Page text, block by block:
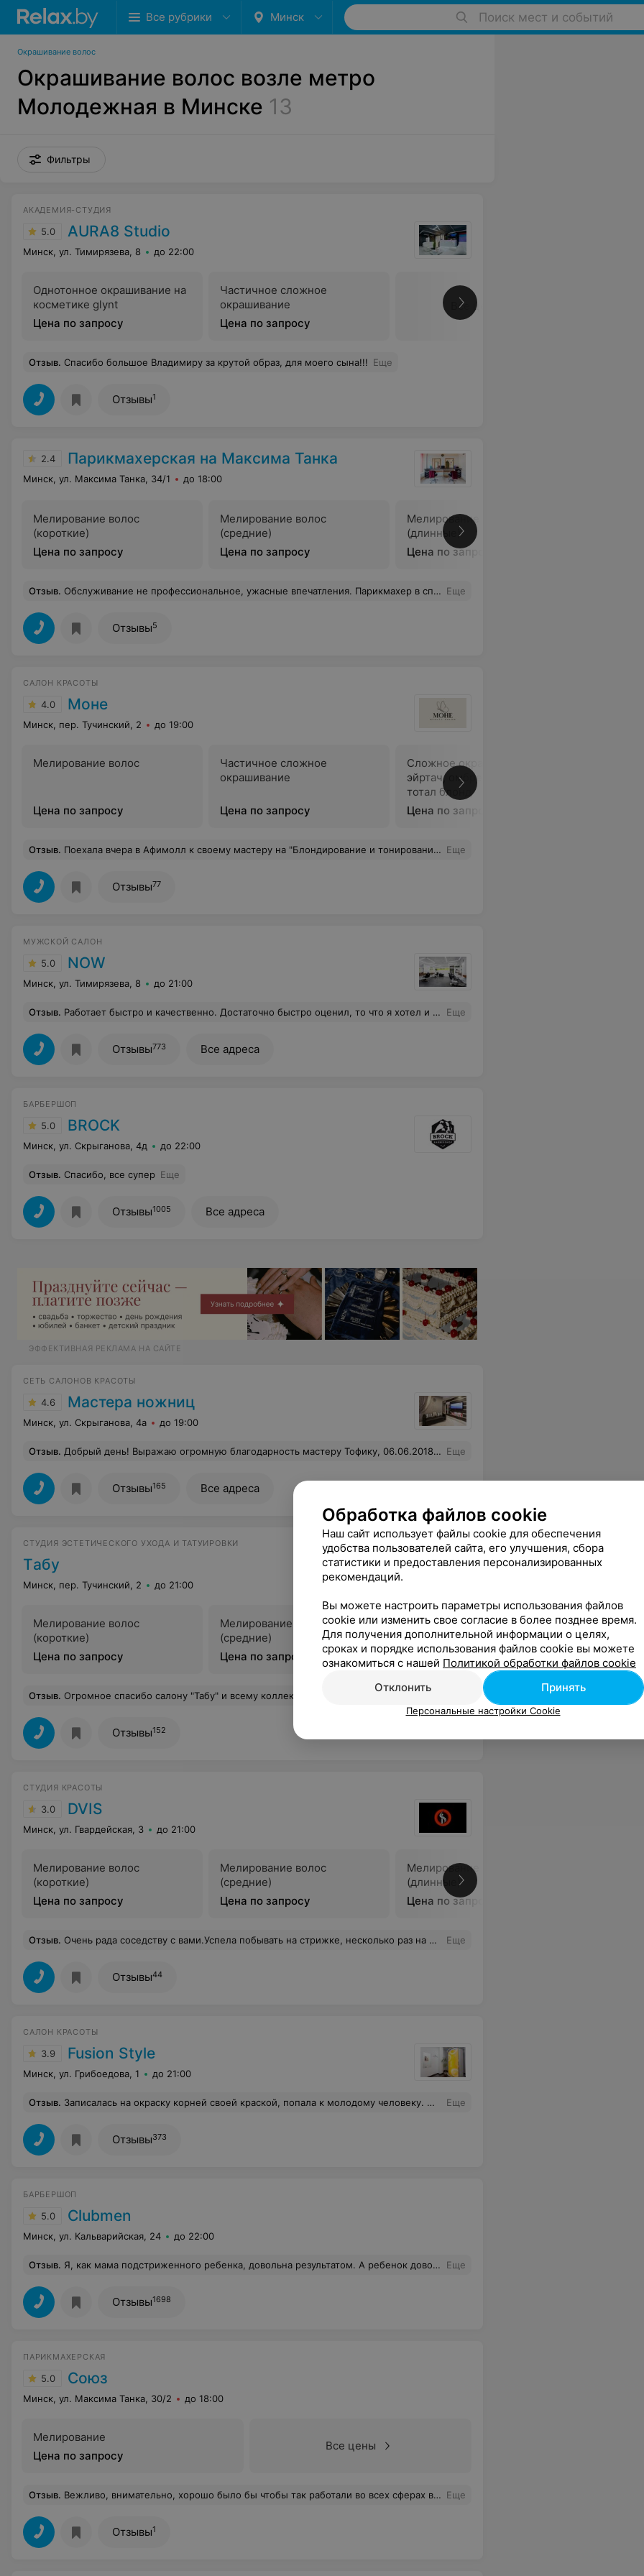
Все рубрики Минск Поиск мест и событий
Окрашивание волос
Окрашивание волос возле метро
Молодежная в Минске 13
Фильтры
АКАДЕМИЯ-СТУДИЯ
5.0 AURA8 Studio
Минск, ул. Тимирязева, 8 до 22:00
Однотонное окрашивание на
косметике glynt
Цена по запросу
Частичное сложное
окрашивание
Цена по запросу
Все цены
Отзыв. Спасибо большое Владимиру за крутой образ, для моего сына!!! Еще
Отзывы1
2.4 Парикмахерская на Максима Танка
Минск, ул. Максима Танка, 34/1 до 18:00
Мелирование волос
(короткие)
Цена по запросу
Мелирование волос
(средние)
Цена по запросу
Мелирование волос
(длинные)
Цена по запросу
Отзыв. Обслуживание не профессиональное, ужасные впечатления. Парикмахер в спешке наносит краску на волосы или делает другую услугу и одновременно мечется к другим клиентам и по 5-6 клиентов одновременно халатносто в спешке обслуживаются. Такого бардака нет ни в одной парикмахерской. Еще
Отзывы5
САЛОН КРАСОТЫ
4.0 Моне
Минск, пер. Тучинский, 2 до 19:00
Мелирование волос
Цена по запросу
Частичное сложное
окрашивание
Цена по запросу
Сложное окрашивание:
эйртач, омбре, начес, шатуш,
тотал блонд
Цена по запросу
Отзыв. Поехала вчера в Афимолл к своему мастеру на "Блондирование и тонирование всей длины" (есть у них такая услуга, у мастера стоит 4900р). Я заранее у парикмахерши уточнила, что и как, она сказала, что типа вот цена, но не у всех с первого раза получится высветить, но тк я не слишком светлой хочу быть, то у меня возможно с первого раза возьмет. Я это поняла так: что возможного не с первого раза добьемся нужного результат и потом придется еще раз повторить, через время. Ну значит сделали блондирование, как она сказала она еще чуть подправляла, тк с первого раза плохо получилось, ну да ладно. Потом начали тонировать волосы. Пошли смывать и что-то она мне там начала химичать, я спрашиваю, что делаем, она: ну я еще цвет выравниваю, тонирую, я не предала этому значение. Думала так и надо. Еще записан был муж на стрижку (1400р). Меня покрасили, его подстригли. Идем оплачивать и нам на двоих выставляют счет 9900р. Мы в непонятках, что такое. Ведь 4900+1400 далеко не 9900р. Оказывается, мне сделали мои процедуры и так как руки крюки у мастера, чтоб я не подняла скандал, что криво покрасили, она сделала ДОПОЛНИТЕЛЬНОЕ тонирование за МОЙ счет за 2900р за 5 минут в раковине для мытья головы! Это нормально? И мне еще втирают, что типа "Вам, что не нравится как вас покрасили?", "вы что первый раз в салоне краситесь?", "От нас никто не уходит с плохим окрашиваем" и все в таком духе. Я им объясняю, что мне никто заранее не говорил, что возможны дополнительные расходы, что я специально заранее узнавала цену, чтоб знать идти к ним краситься или в другой салон, ибо в Москве проблем с этим нет. На что мне: а вас что надо было оставить с плохо покрашенной головой? Чтоб типа вы подняли скандал. Муж начал приводить примеры и объяснять им, что так дело не делается. Типа не надо валить все на меня по глупости администраторов и мастера. На что администратор смешная ситуация, типа никогда у нас такого не было. Хотели пообщаться с менеджером, но у него выходной. Возможно кто-то решит, что мы жмоты и т.д. Но реально выходит развод, я специально заранее узнавала цену, никто меня не предупреждал, что возможно за раз может не получится и придется перекрашивать В ЭТОТ ЖЕ ДЕНЬ, но разве нормальный мастер за свое неумение будет брать еще деньги??? Или я не права? Или если они используют мало материала, чтоб сэкономить, почему должны страдать клиенты. И еще они говорят это так типа, что в этом такого! В конце концов, есть услуга, так выполните ее хотя бы так, чтоб не пришлось судорожно за 5 минут докрашивать и еще требовать за это деньги. Кстати,мастер Оля, больше туда ни ногой. Еще
Отзывы77
МУЖСКОЙ САЛОН
5.0 NOW
Минск, ул. Тимирязева, 8 до 21:00
Отзыв. Работает быстро и качественно. Достаточно быстро оценил, то что я хотел и успешно реализовал. Прической был более чем доволен. Еще
Отзывы773 Все адреса
БАРБЕРШОП
5.0 BROCK
Минск, ул. Скрыганова, 4д до 22:00
Отзыв. Спасибо, все супер Еще
Отзывы1005 Все адреса
ЭФФЕКТИВНАЯ РЕКЛАМА НА САЙТЕ
СЕТЬ САЛОНОВ КРАСОТЫ
4.6 Мастера ножниц
Минск, ул. Скрыганова, 4а до 19:00
Отзыв. Добрый день! Выражаю огромную благодарность мастеру Тофику, 06.06.2018 делала сложное окрашивание. Всё получилось супер! Я очень довольна. Спасибо! Еще
Отзывы165 Все адреса
СТУДИЯ ЭСТЕТИЧЕСКОГО УХОДА И ТАТУИРОВКИ
Tабу
Минск, пер. Тучинский, 2 до 21:00
Мелирование волос
(короткие)
Цена по запросу
Мелирование волос
(средние)
Цена по запросу
Мелирование волос
(длинные)
Цена по запросу
Отзыв. Огромное спасибо салону "Табу" и всему коллективу. Прошла курс антицеллюлитного обертывания. Процедура очень эффективная. Живот подтянулся, бока пропали. Я осталась очень довольна. Даже исчез целлюлит.
Отзывы152
СТУДИЯ КРАСОТЫ
3.0 DVIS
Минск, ул. Гвардейская, 3 до 21:00
Мелирование волос
(короткие)
Цена по запросу
Мелирование волос
(средние)
Цена по запросу
Мелирование волос
(длинные)
Цена по запросу
Отзыв. Очень рада соседству с вами.Успела побывать на стрижке, несколько раз на маникюре и сходила "на разведку" к косметологу бровки оформить.Спасибо за позитивный настрой!И за качество само собой. Еще
Отзывы44
САЛОН КРАСОТЫ
3.9 Fusion Style
Минск, ул. Грибоедова, 1 до 21:00
Отзыв. Записалась на окраску корней своей краской, попала к молодому человеку. Напряглась уже с самого начала-он очень долго наносил краску на корни-более 1 часа,у него постоянно путались волосы, у лица краска была нанесена не везде-пришлось самой докрашивать. В процессе нанесения краски вымазал мне все уши,лоб и немного щеки(краска чорного цвета). Когда начал смывать краску-вымочил мне всю спину, даже трусы были мокрые-краску до конца не вымыл даже. Ужас начался,когда он пытался высушить волосы-брашинг путался-он его вырывал из волос,по окончанию волосы расчесал только у корня,т к на середине и к кончиками они уже были очень спутаны. Итог-волосы были высушины только на половину(ушла с мокрой головой зимой), кончики страшные,да и маску и бальзам он посчитал не нужным наносить. Как клиент могу сказать: увидите его -бегите и не оглядывайтесь!!! Как мастер могу сказать:это просто катастрофа!!!Человек слушает музыку в процессе работы в наушнике,а как держать брифинг правильно в руках понятия не имеет Еще
Отзывы373
БАРБЕРШОП
5.0 Clubmen
Минск, ул. Кальварийская, 24 до 22:00
Отзыв. Я, как мама подстриженного ребенка, довольна результатом. А ребенок доволен посещением места с таким брутальным антуражем Еще
Отзывы1698
ПАРИКМАХЕРСКАЯ
5.0 Союз
Минск, ул. Максима Танка, 30/2 до 18:00
Мелирование
Цена по запросу
Все цены
Отзыв. Вежливо, внимательно, хорошо было бы чтобы так работали во всех сферах в стране! Еще
Отзывы1
Обработка файлов cookie
Наш сайт использует файлы cookie для обеспечения
удобства пользователей сайта, его улучшения, сбора
статистики и предоставления персонализированных
рекомендаций.
Вы можете настроить параметры использования файлов
cookie или изменить свое согласие в более позднее время.
Для получения дополнительной информации о целях,
сроках и порядке использования файлов cookie вы можете
ознакомиться с нашей Политикой обработки файлов cookie
Отклонить
Принять
Персональные настройки Cookie